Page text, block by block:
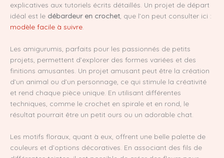
explicatives aux tutoriels écrits détaillés. Un projet de départ
idéal est le débardeur en crochet , que l’on peut consulter ici :
modèle facile à suivre
Les amigurumis, parfaits pour les passionnés de petits
projets, permettent d’explorer des formes variées et des
finitions amusantes. Un projet amusant peut être la création
d’un animal ou d’un personnage, ce qui stimule la créativité
et rend chaque pièce unique. En utilisant différentes
techniques, comme le crochet en spirale et en rond, le
résultat pourrait être un petit ours ou un adorable chat.
Les motifs floraux, quant à eux, offrent une belle palette de
couleurs et d’options décoratives. En associant des fils de